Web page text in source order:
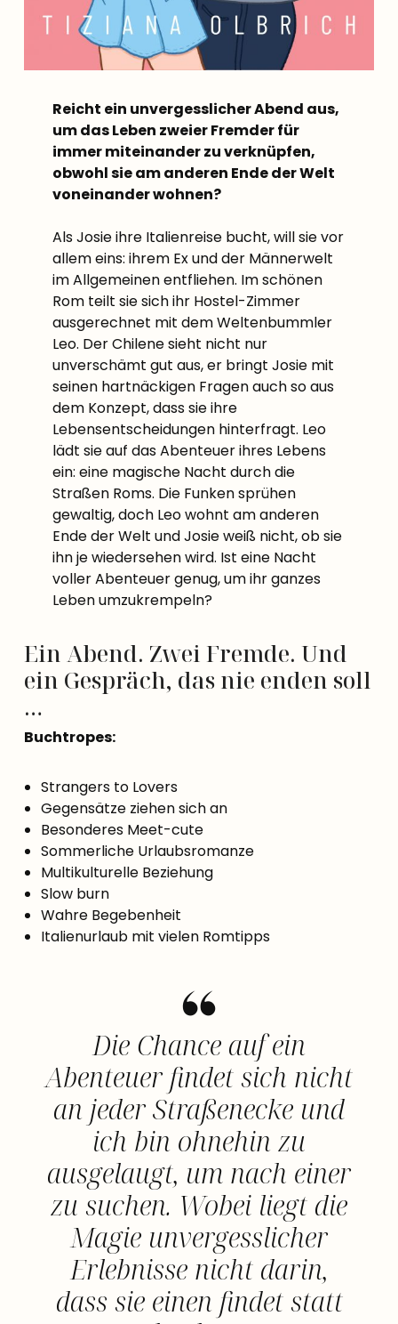
Reicht ein unvergesslicher Abend aus,
um das Leben zweier Fremder für
immer miteinander zu verknüpfen,
obwohl sie am anderen Ende der Welt
voneinander wohnen?
Als Josie ihre Italienreise bucht, will sie vor
allem eins: ihrem Ex und der Männerwelt
im Allgemeinen entfliehen. Im schönen
Rom teilt sie sich ihr Hostel-Zimmer
ausgerechnet mit dem Weltenbummler
Leo. Der Chilene sieht nicht nur
unverschämt gut aus, er bringt Josie mit
seinen hartnäckigen Fragen auch so aus
dem Konzept, dass sie ihre
Lebensentscheidungen hinterfragt. Leo
lädt sie auf das Abenteuer ihres Lebens
ein: eine magische Nacht durch die
Straßen Roms. Die Funken sprühen
gewaltig, doch Leo wohnt am anderen
Ende der Welt und Josie weiß nicht, ob sie
ihn je wiedersehen wird. Ist eine Nacht
voller Abenteuer genug, um ihr ganzes
Leben umzukrempeln?
Ein Abend. Zwei Fremde. Und
ein Gespräch, das nie enden soll
…
Buchtropes:
Strangers to Lovers
Gegensätze ziehen sich an
Besonderes Meet-cute
Sommerliche Urlaubsromanze
Multikulturelle Beziehung
Slow burn
Wahre Begebenheit
Italienurlaub mit vielen Romtipps
Die Chance auf ein
Abenteuer findet sich nicht
an jeder Straßenecke und
ich bin ohnehin zu
ausgelaugt, um nach einer
zu suchen. Wobei liegt die
Magie unvergesslicher
Erlebnisse nicht darin,
dass sie einen findet statt